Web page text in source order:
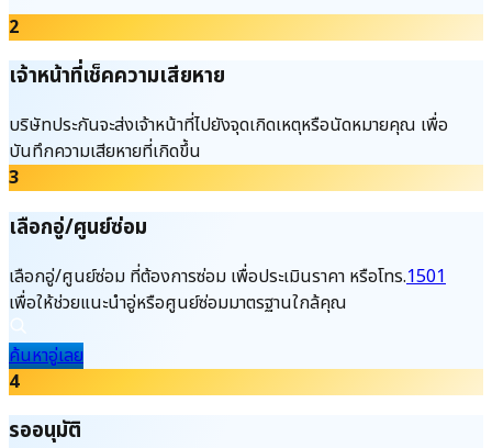
2
เจ้าหน้าที่เช็คความเสียหาย
บริษัทประกันจะส่งเจ้าหน้าที่ไปยังจุดเกิดเหตุหรือนัดหมายคุณ เพื่อ
บันทึกความเสียหายที่เกิดขึ้น
3
เลือกอู่/ศูนย์ซ่อม
เลือกอู่/ศูนย์ซ่อม ที่ต้องการซ่อม เพื่อประเมินราคา หรือโทร.1501
เพื่อให้ช่วยแนะนำอู่หรือศูนย์ซ่อมมาตรฐานใกล้คุณ
ค้นหาอู่เลย
4
รออนุมัติ